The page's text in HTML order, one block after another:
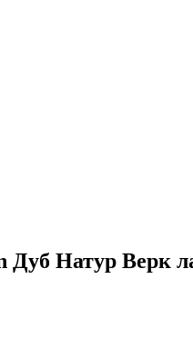
Натур Верк